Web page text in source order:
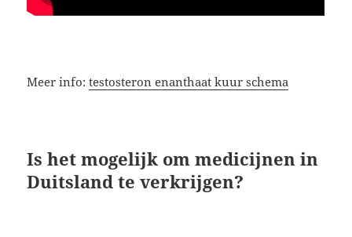
Meer info:testosteron enanthaat kuur schema
Is het mogelijk om medicijnen in
Duitsland te verkrijgen?